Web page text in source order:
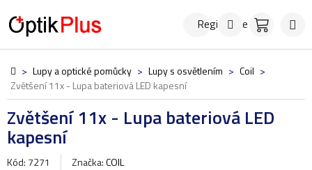
na
obsah
RegistraceHledat
Domů
> Lupy a optické pomůcky > Lupy s osvětlením > Coil >
Zvětšení 11x - Lupa bateriová LED kapesní
Zvětšení 11x - Lupa bateriová LED
kapesní
Kód: 7271 Značka:COIL